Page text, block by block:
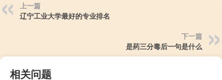
上一篇
辽宁工业大学最好的专业排名
下一篇
是药三分毒后一句是什么
相关问题